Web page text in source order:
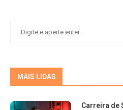
MAIS LIDAS
Carreira de